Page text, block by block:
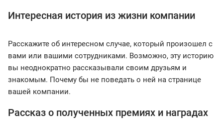
Интересная история из жизни компании
Расскажите об интересном случае, который произошел с
вами или вашими сотрудниками. Возможно, эту историю
вы неоднократно рассказывали своим друзьям и
знакомым. Почему бы не поведать о ней на странице
вашей компании.
Рассказ о полученных премиях и наградах